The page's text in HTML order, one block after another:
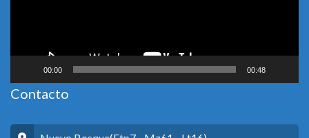
00:00 00:48
Contacto